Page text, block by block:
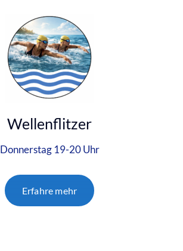
Wellenflitzer
Donnerstag 19-20 Uhr
Erfahre mehr